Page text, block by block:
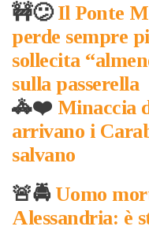
🚧😕 Il Ponte
perde sempre
sollecita
sulla passerella
🚓❤️ Minaccia
arrivano i
salvano
🚨🚔 Uomo
Alessandria: è